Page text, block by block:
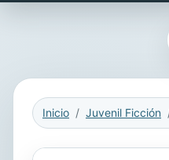
Inicio Juvenil Ficción